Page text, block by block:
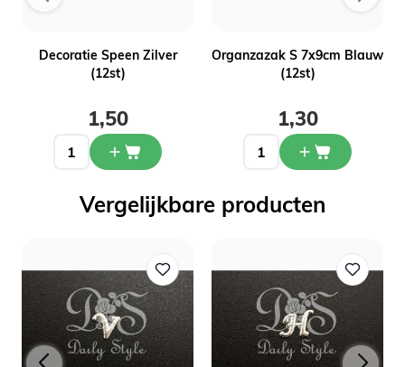
Decoratie Speen Zilver
(12st)
1,50
Organzazak S 7x9cm Blauw
(12st)
1,30
Vergelijkbare producten